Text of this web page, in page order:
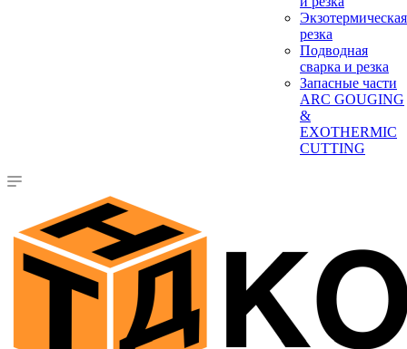
Экзотермическая
резка
Подводная
сварка и резка
Запасные части
ARC GOUGING
&
EXOTHERMIC
CUTTING